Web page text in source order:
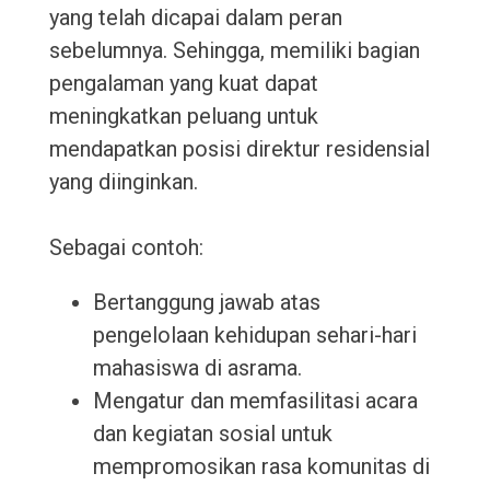
yang telah dicapai dalam peran
sebelumnya. Sehingga, memiliki bagian
pengalaman yang kuat dapat
meningkatkan peluang untuk
mendapatkan posisi direktur residensial
yang diinginkan.
Sebagai contoh:
Bertanggung jawab atas
pengelolaan kehidupan sehari-hari
mahasiswa di asrama.
Mengatur dan memfasilitasi acara
dan kegiatan sosial untuk
mempromosikan rasa komunitas di